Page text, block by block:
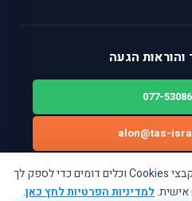
לידיעתך: באתר זה נעשה שימוש בקבצי Cookies וכלים דומים כדי לספק לך
אישית.למדיניות הפרטיות לחץ כאן.
והוראות הגעה
077-
alon@tas-